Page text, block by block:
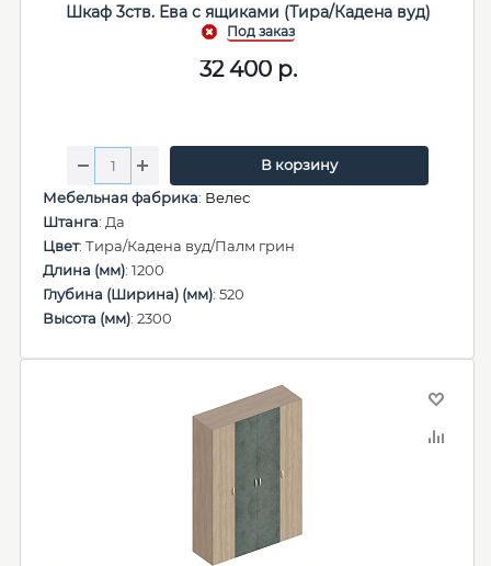
Шкаф 3ств. Ева с ящиками (Тира/Кадена вуд)
32 400р.
В корзину
Мебельная фабрика: Велес
Штанга: Да
Цвет: Тира/Кадена вуд/Палм грин
Длина (мм): 1200
Глубина (Ширина) (мм): 520
Высота (мм): 2300